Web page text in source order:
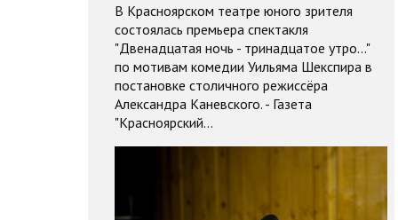
В Красноярском театре юного зрителя
состоялась премьера спектакля
"Двенадцатая ночь - тринадцатое утро..."
по мотивам комедии Уильяма Шекспира в
постановке столичного режиссёра
Александра Каневского. - Газета
"Красноярский…